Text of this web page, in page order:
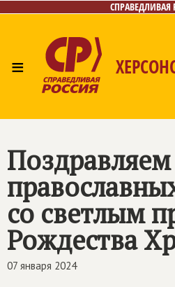
СПРАВЕДЛИВАЯ
≡
Поздравляем
со светлым
Рождества
07 января 2024